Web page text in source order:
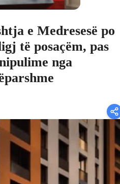
e Medresesë po
të posaçëm, pas
nga